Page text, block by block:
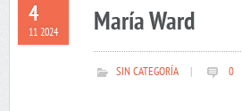
4
11 2024 María Ward
SIN CATEGORÍA 0